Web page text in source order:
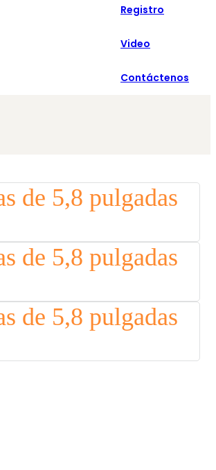
Registro
Video
Contáctenos